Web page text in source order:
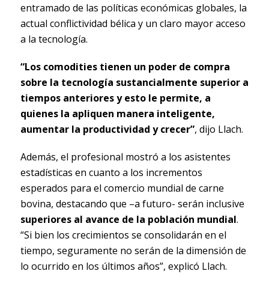
entramado de las políticas económicas globales, la
actual conflictividad bélica y un claro mayor acceso
a la tecnología.
“Los comodities tienen un poder de compra
sobre la tecnología sustancialmente superior a
tiempos anteriores y esto le permite, a
quienes la apliquen manera inteligente,
aumentar la productividad y crecer”, dijo Llach.
Además, el profesional mostró a los asistentes
estadísticas en cuanto a los incrementos
esperados para el comercio mundial de carne
bovina, destacando que –a futuro- serán inclusive
superiores al avance de la población mundial.
“Si bien los crecimientos se consolidarán en el
tiempo, seguramente no serán de la dimensión de
lo ocurrido en los últimos años”, explicó Llach.